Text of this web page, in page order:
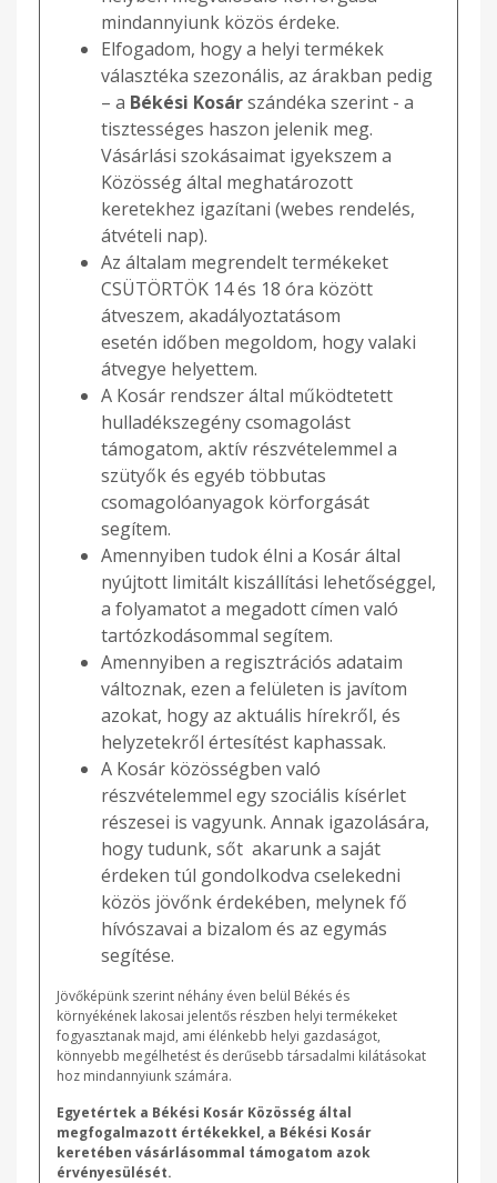
mindannyiunk közös érdeke.
Elfogadom, hogy a helyi termékek
választéka szezonális, az árakban pedig
– a Békési Kosárszándéka szerint - a
tisztességes haszon jelenik meg.
Vásárlási szokásaimat igyekszem a
Közösség által meghatározott
keretekhez igazítani (webes rendelés,
átvételi nap).
Az általam megrendelt termékeket
CSÜTÖRTÖK 14 és 18 óra között
átveszem, akadályoztatásom
esetén időben megoldom, hogy valaki
átvegye helyettem.
A Kosár rendszer által működtetett
hulladékszegény csomagolást
támogatom, aktív részvételemmel a
szütyők és egyéb többutas
csomagolóanyagok körforgását
segítem.
Amennyiben tudok élni a Kosár által
nyújtott limitált kiszállítási lehetőséggel,
a folyamatot a megadott címen való
tartózkodásommal segítem.
Amennyiben a regisztrációs adataim
változnak, ezen a felületen is javítom
azokat, hogy az aktuális hírekről, és
helyzetekről értesítést kaphassak.
A Kosár közösségben való
részvételemmel egy szociális kísérlet
részesei is vagyunk. Annak igazolására,
hogy tudunk, sőt akarunk a saját
érdeken túl gondolkodva cselekedni
közös jövőnk érdekében, melynek fő
hívószavai a bizalom és az egymás
segítése.
Jövőképünk szerint néhány éven belül Békés és
környékének lakosai jelentős részben helyi termékeket
fogyasztanak majd, ami élénkebb helyi gazdaságot,
könnyebb megélhetést és derűsebb társadalmi kilátásokat
hoz mindannyiunk számára.
Egyetértek a Békési Kosár Közösség által
megfogalmazott értékekkel, a Békési Kosár
keretében vásárlásommal támogatom azok
érvényesülését.